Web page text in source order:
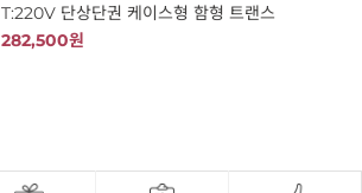
T:220V 단상단권 케이스형 함형 트랜스
282,500원